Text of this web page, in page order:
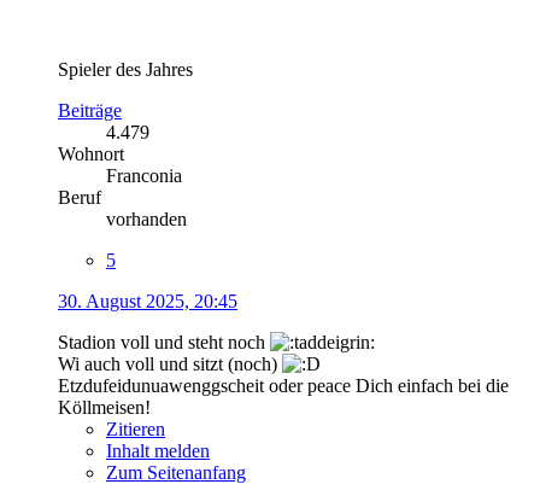
Spieler des Jahres
Beiträge
4.479
Wohnort
Franconia
Beruf
vorhanden
5
30. August 2025, 20:45
Stadion voll und steht noch
Wi auch voll und sitzt (noch)
Etzdufeidunuawenggscheit oder peace Dich einfach bei die
Köllmeisen!
Zitieren
Inhalt melden
Zum Seitenanfang